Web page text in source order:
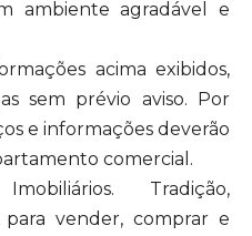
ambiente agradável e
acima exibidos,
sem prévio aviso. Por
e informações deverão
comercial.
Tradição,
vender, comprar e